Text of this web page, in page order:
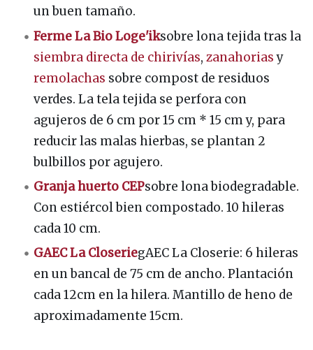
un buen tamaño.
Ferme La Bio Loge'iksobre lona tejida tras la
siembra directa de chirivías,zanahoriasy
remolachas sobre compost de residuos
verdes. La tela tejida se perfora con
agujeros de 6 cm por 15 cm * 15 cm y, para
reducir las malas hierbas, se plantan 2
bulbillos por agujero.
Granja huerto CEPsobre lona biodegradable.
Con estiércol bien compostado. 10 hileras
cada 10 cm.
GAEC La CloseriegAEC La Closerie: 6 hileras
en un bancal de 75 cm de ancho. Plantación
cada 12cm en la hilera. Mantillo de heno de
aproximadamente 15cm.